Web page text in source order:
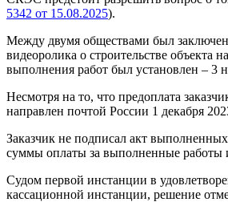
5342 от 15.08.2025).
Между двумя обществами был
видеоролика о строительстве
выполнения работ был установлен – 3
Несмотря на то, что предоплата
направлен почтой России 1 декабря
Заказчик не подписал акт
суммы оплаты за выполненные работы
Судом первой инстанции в
кассационной инстанции, решение